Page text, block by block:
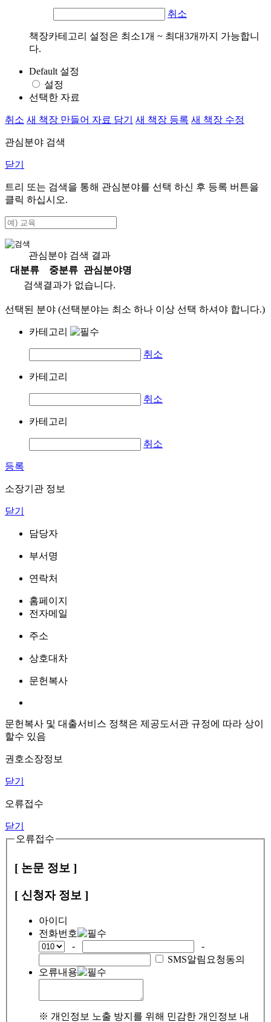
취소
책장카테고리 설정은 최소1개 ~ 최대3개까지 가능합니
다.
Default 설정
설정
선택한 자료
취소 새 책장 만들어 자료 담기 새 책장 등록 새 책장 수정
관심분야 검색
닫기
트리 또는 검색을 통해 관심분야를 선택 하신 후 등록 버튼을
클릭 하십시오.
관심분야 검색 결과
대분류
중분류
관심분야명
검색결과가 없습니다.
선택된 분야 (선택분야는 최소 하나 이상 선택 하셔야 합니다.)
카테고리
취소
카테고리
취소
카테고리
취소
등록
소장기관 정보
닫기
담당자
부서명
연락처
홈페이지
전자메일
주소
상호대차
문헌복사
문헌복사 및 대출서비스 정책은 제공도서관 규정에 따라 상이
할수 있음
권호소장정보
닫기
오류접수
닫기
오류접수
[ 논문 정보 ]
[ 신청자 정보 ]
아이디
전화번호
-
-
SMS알림요청동의
오류내용
※ 개인정보 노출 방지를 위해 민감한 개인정보 내